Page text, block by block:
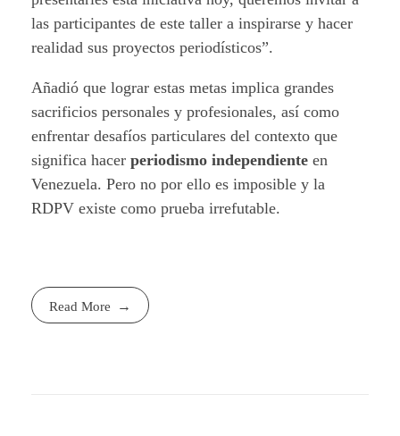
las participantes de este taller a inspirarse y hacer
realidad sus proyectos periodísticos”.
Añadió que lograr estas metas implica grandes
sacrificios personales y profesionales, así como
enfrentar desafíos particulares del contexto que
significa hacer periodismo independiente en
Venezuela. Pero no por ello es imposible y la
RDPV existe como prueba irrefutable.
Read More